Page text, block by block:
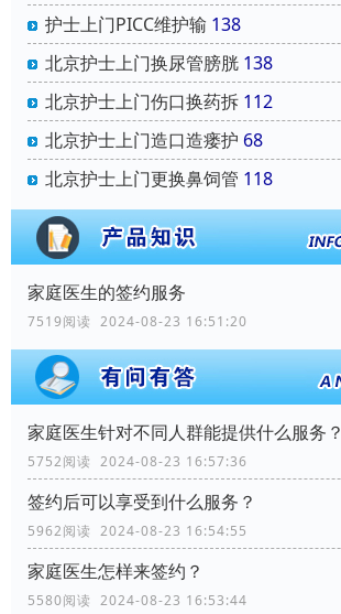
护士上门PICC维护输 138
北京护士上门换尿管膀胱 138
北京护士上门伤口换药拆 112
北京护士上门造口造瘘护 68
北京护士上门更换鼻饲管 118
家庭医生的签约服务
7519阅读 2024-08-23 16:51:20
家庭医生针对不同人群能提供什么服务？
5752阅读 2024-08-23 16:57:36
签约后可以享受到什么服务？
5962阅读 2024-08-23 16:54:55
家庭医生怎样来签约？
5580阅读 2024-08-23 16:53:44